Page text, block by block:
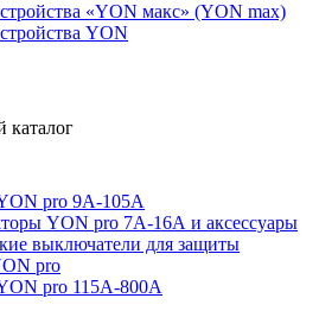
«YON макс» (YON max)
YON
каталог
pro 9А-105А
YON pro 7А-16А и аксессуары
выключатели для защиты
pro
pro 115А-800А